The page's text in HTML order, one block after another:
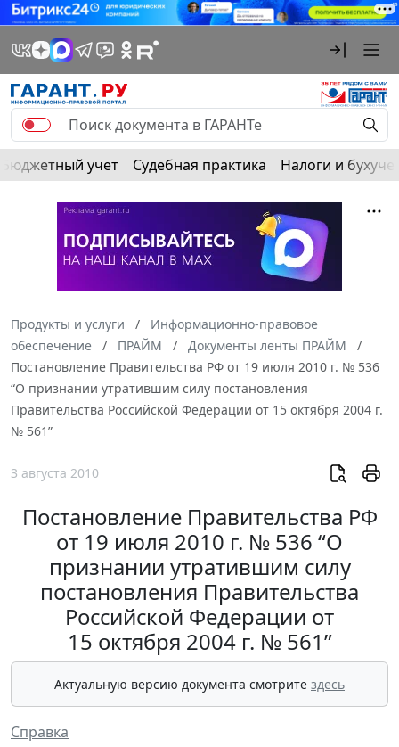
Бюджетный учет Судебная практика Налоги и
Продукты и услуги
Информационно-правовое
обеспечение
ПРАЙМ
Документы ленты ПРАЙМ
Постановление Правительства РФ от 19 июля 2010 г. № 536
“О признании утратившим силу постановления
Правительства Российской Федерации от 15 октября 2004 г.
№ 561”
3 августа 2010
Постановление Правительства РФ
от 19 июля 2010 г. № 536 “О
признании утратившим силу
постановления Правительства
Российской Федерации от
15 октября 2004 г. № 561”
Актуальную версию документа смотрите здесь
Справка